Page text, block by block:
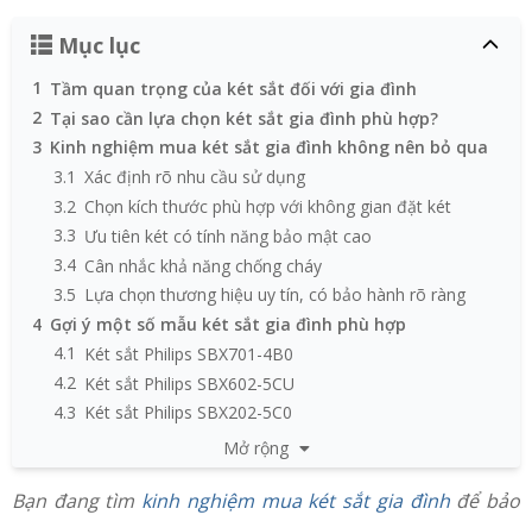
Mục lục
1 Tầm quan trọng của két sắt đối với gia đình
2 Tại sao cần lựa chọn két sắt gia đình phù hợp?
3 Kinh nghiệm mua két sắt gia đình​ không nên bỏ qua
3.1 Xác định rõ nhu cầu sử dụng
3.2 Chọn kích thước phù hợp với không gian đặt két
3.3 Ưu tiên két có tính năng bảo mật cao
3.4 Cân nhắc khả năng chống cháy
3.5 Lựa chọn thương hiệu uy tín, có bảo hành rõ ràng
4 Gợi ý một số mẫu két sắt gia đình phù hợp
4.1 Két sắt Philips SBX701-4B0
4.2 Két sắt Philips SBX602-5CU
4.3 Két sắt Philips SBX202-5C0
Két sắt chống cháy Philips SBX501-4C0
4.5 Két sắt thông minh Liberty LB50S
4.6 Két sắt thông minh Liberty LB50PRO
Mở rộng
Bạn đang tìm kinh nghiệm mua két sắt gia đìnhđể bảo